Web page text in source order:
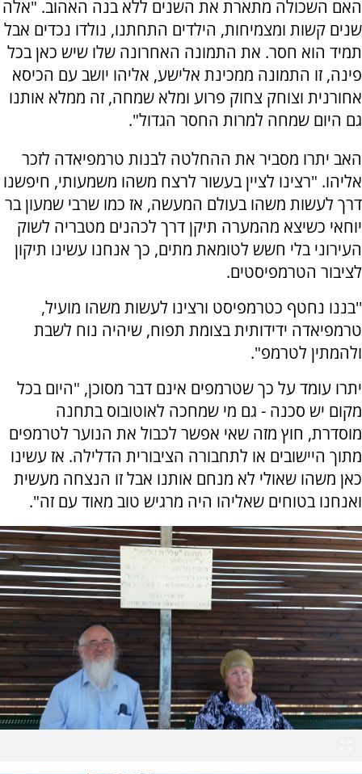
האם השכולה מתארת את השנים ללא בנה האהוב. "אלה
שנים קשות ומצמיחות, הילדים התחתנו, נולדו נכדים אבל
תמיד הוא חסר. את התמונה האחרונה שלו שיש כאן בכל
פינה, זו התמונה ממכינת אלישע, אליהו יושב עם הכיסא
אחורנית וצוחק צחוק פרוע ומלא שמחה, זה ממלא אותנו
גם היום שמחה למרות החסר הגדול".
האב יתרו מסביר את ההחלטה לבנות טרמפיאדה לזכר
אליהו. "רצינו לציין בעשור לרצח משהו משמעותי, חיפשנו
דרך לעשות משהו בעולם המעשה, אז כמו שרבי שמעון בר
יוחאי כשיצא מהמערה תיקן דרך לכהנים מטבריה לשוק
העירוני בלי חשש לטומאת מתים, כך אנחנו עשינו תיקון
לציבור הטרמפיסטים.
''בננו נחטף כטרמפיסט ורצינו לעשות משהו מועיל,
טרמפיאדה ידידותית בצומת תפוח, שיהיה נוח לשבת
ולהמתין לטרמפ".
יתרו עומד על כך שטרמפים אינם דבר מסוכן, "היום בכל
מקום יש סכנה - גם מי שמחכה לאוטובוס בתחנה
מוסדרת, חוץ מזה שאי אפשר לכבול את הנוער לטרמפים
מתוך היישובים או לתחבורה הציבורית הדלילה. אז עשינו
כאן משהו שאולי לא מנחם אותנו אבל זו הנצחה מעשית
ואנחנו בטוחים שאליהו היה מרגיש טוב מאוד עם זה".